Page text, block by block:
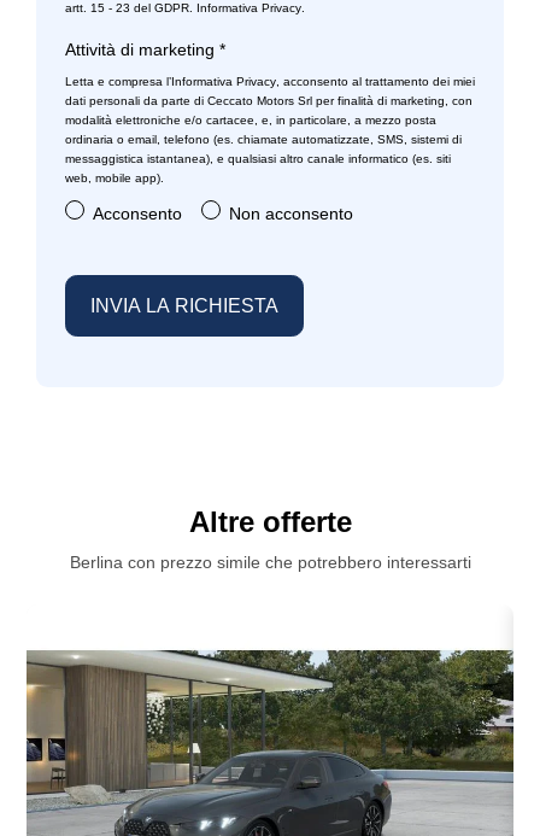
artt. 15 - 23 del GDPR.
Informativa Privacy.
Attività di marketing *
Letta e compresa l’ Informativa Privacy, acconsento al trattamento dei miei
dati personali da parte di Ceccato Motors Srl per finalità di marketing, con
modalità elettroniche e/o cartacee, e, in particolare, a mezzo posta
ordinaria o email, telefono (es. chiamate automatizzate, SMS, sistemi di
messaggistica istantanea), e qualsiasi altro canale informatico (es. siti
web, mobile app).
Acconsento Non acconsento
Altre offerte
Berlina con prezzo simile che potrebbero interessarti